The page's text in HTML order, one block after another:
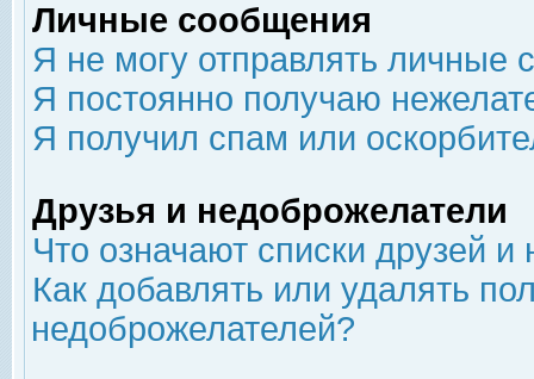
Личные сообщения
Я не могу отправлять личные
Я постоянно получаю
Я получил спам или
Друзья и недоброжелатели
Что означают списки друзей
Как добавлять или удалять
недоброжелателей?